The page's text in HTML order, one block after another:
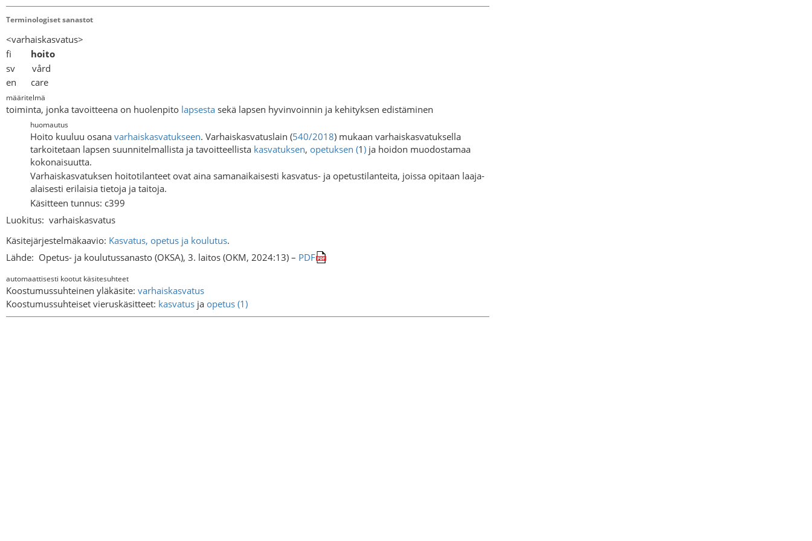
Terminologiset sanastot
<varhaiskasvatus>
fi hoito
sv vård
en care
määritelmä
toiminta, jonka tavoitteena on huolenpito lapsesta sekä lapsen hyvinvoinnin ja kehityksen edistäminen
huomautus
Hoito kuuluu osana varhaiskasvatukseen. Varhaiskasvatuslain (540/2018) mukaan varhaiskasvatuksella
tarkoitetaan lapsen suunnitelmallista ja tavoitteellista kasvatuksen, opetuksen (1) ja hoidon muodostamaa
kokonaisuutta.
Varhaiskasvatuksen hoitotilanteet ovat aina samanaikaisesti kasvatus- ja opetustilanteita, joissa opitaan laaja-
alaisesti erilaisia tietoja ja taitoja.
Käsitteen tunnus: c399
Luokitus: varhaiskasvatus
Käsitejärjestelmäkaavio: Kasvatus, opetus ja koulutus.
Lähde: Opetus- ja koulutussanasto (OKSA), 3. laitos (OKM, 2024:13) – PDF
automaattisesti kootut käsitesuhteet
Koostumussuhteinen yläkäsite: varhaiskasvatus
Koostumussuhteiset vieruskäsitteet: kasvatus ja opetus (1)